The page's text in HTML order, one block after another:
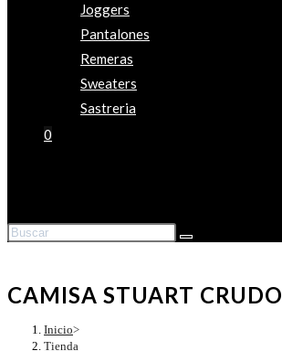
Joggers
Pantalones
Remeras
Sweaters
Sastreria
0
la
CAMISA STUART CRUDO
Inicio>
Tienda